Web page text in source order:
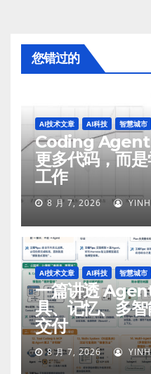
您错过的
AI技术文章 AI科技 智慧城市
Coding Agent
更多代码，而
工作
8 月 7, 2026
AI技术文章 AI科技 智慧城市
一篇讲透
具、记忆、多
交付
8 月 7, 2026